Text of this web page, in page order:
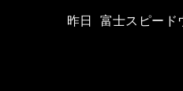
昨日 富士スピード